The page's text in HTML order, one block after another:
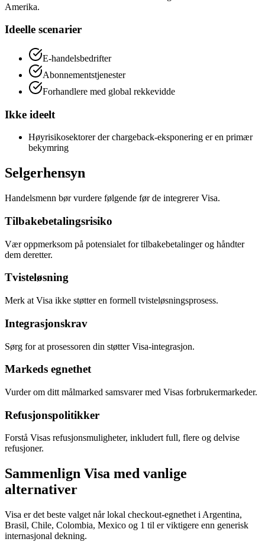
Amerika.
Ideelle scenarier
E-handelsbedrifter
Abonnementstjenester
Forhandlere med global rekkevidde
Ikke ideelt
Høyrisikosektorer der chargeback-eksponering er en primær
bekymring
Selgerhensyn
Handelsmenn bør vurdere følgende før de integrerer Visa.
Tilbakebetalingsrisiko
Vær oppmerksom på potensialet for tilbakebetalinger og håndter
dem deretter.
Tvisteløsning
Merk at Visa ikke støtter en formell tvisteløsningsprosess.
Integrasjonskrav
Sørg for at prosessoren din støtter Visa-integrasjon.
Markeds egnethet
Vurder om ditt målmarked samsvarer med Visas forbrukermarkeder.
Refusjonspolitikker
Forstå Visas refusjonsmuligheter, inkludert full, flere og delvise
refusjoner.
Sammenlign Visa med vanlige
alternativer
Visa er det beste valget når lokal checkout-egnethet i Argentina,
Brasil, Chile, Colombia, Mexico og 1 til er viktigere enn generisk
internasjonal dekning.